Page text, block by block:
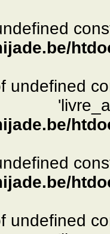
undefined
undefined